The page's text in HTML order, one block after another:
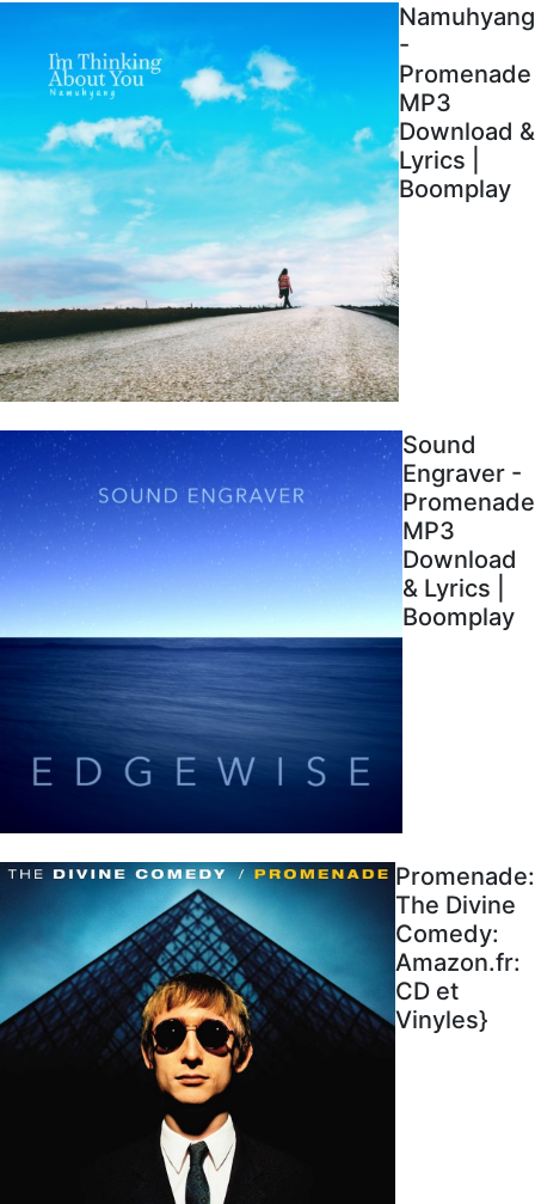
Namuhyang
-
Promenade
MP3
Download &
Lyrics |
Boomplay
Sound
Engraver -
Promenade
MP3
Download
& Lyrics |
Boomplay
Promenade:
The Divine
Comedy:
Amazon.fr:
CD et
Vinyles}